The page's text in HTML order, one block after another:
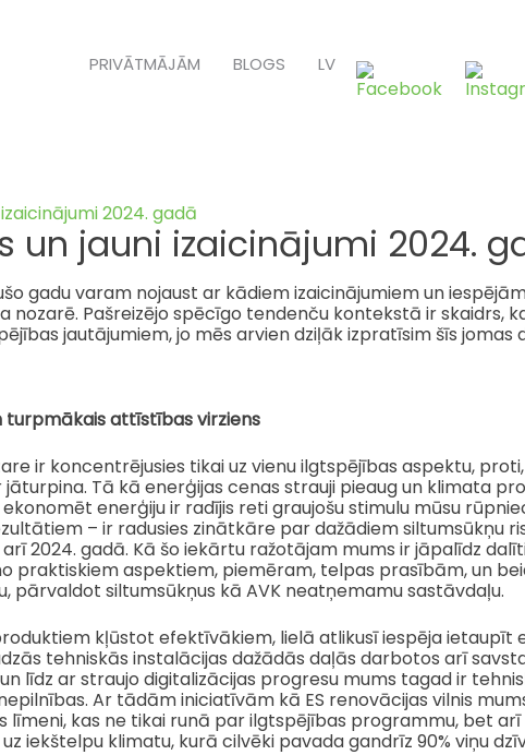
PRIVĀTMĀJĀM BLOGS LV
un jauni izaicinājumi 2024.
gadu varam nojaust ar kādiem izaicinājumiem un
nozarē. Pašreizējo spēcīgo tendenču kontekstā ir skaidrs,
jautājumiem, jo mēs arvien dziļāk izpratīsim šīs jomas
attīstības virziens
ir koncentrējusies tikai uz vienu ilgtspējības aspektu,
jāturpina. Tā kā enerģijas cenas strauji pieaug un klimata
enerģiju ir radījis reti graujošu stimulu mūsu
– ir radusies zinātkāre par dažādiem siltumsūkņu
2024. gadā. Kā šo iekārtu ražotājam mums ir jāpalīdz
praktiskiem aspektiem, piemēram, telpas prasībām, un
pārvaldot siltumsūkņus kā AVK neatņemamu sastāvdaļu.
kļūstot efektīvākiem, lielā atlikusī iespēja ietaupīt
tehniskās instalācijas dažādās daļās darbotos arī
līdz ar straujo digitalizācijas progresu mums tagad ir
Ar tādām iniciatīvām kā ES renovācijas vilnis
kas ne tikai runā par ilgtspējības programmu, bet
iekštelpu klimatu, kurā cilvēki pavada gandrīz 90% viņu